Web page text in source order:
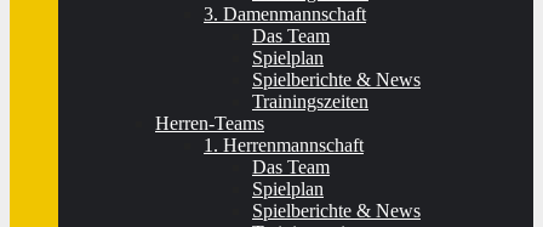
3. Damenmannschaft
Das Team
Spielplan
Spielberichte & News
Trainingszeiten
Herren-Teams
1. Herrenmannschaft
Das Team
Spielplan
Spielberichte & News